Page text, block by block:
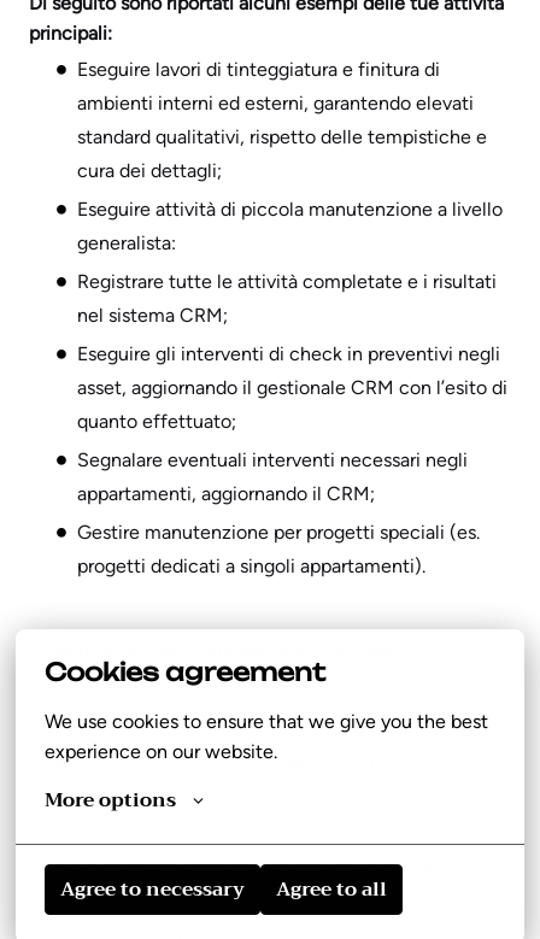
Cookies agreement
We use cookies to ensure that we give you the best
experience on our website.
More options
Agree to necessary Agree to all
principali:
Eseguire lavori di tinteggiatura e finitura di
ambienti interni ed esterni, garantendo elevati
standard qualitativi, rispetto delle tempistiche e
cura dei dettagli;
Eseguire attività di piccola manutenzione a livello
generalista:
Registrare tutte le attività completate e i risultati
nel sistema CRM;
Eseguire gli interventi di check in preventivi negli
asset, aggiornando il gestionale CRM con l’esito di
quanto effettuato;
Segnalare eventuali interventi necessari negli
appartamenti, aggiornando il CRM;
Gestire manutenzione per progetti speciali (es.
progetti dedicati a singoli appartamenti).
Pregressa esperienza in ambiti manutentivi
Preferibile patente di guida B
Autonomia e senso di responsabilità: gestire le
proprie attività rispettando tempi, standard e
Flessibilità e adattabilità: sapersi muovere in un
contesto dinamico, dove le priorità possono